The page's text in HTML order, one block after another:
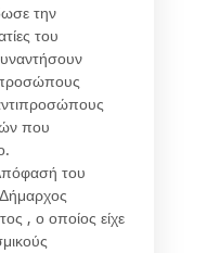
την
του
που
του
, ο οποίος είχε